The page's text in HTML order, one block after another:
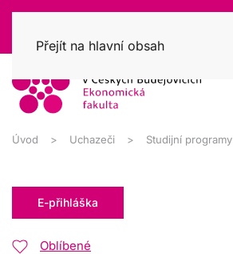
Přejít na hlavní obsah
Úvod Uchazeči Studijní programy
E-přihláška
Oblíbené